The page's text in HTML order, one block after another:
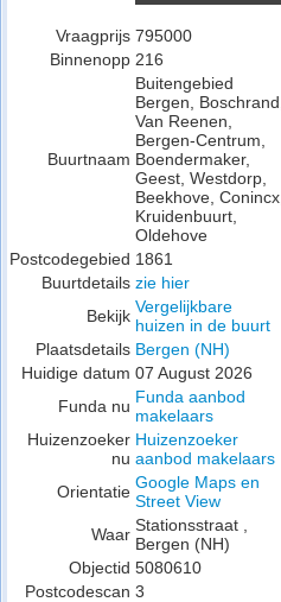
Vraagprijs 795000
Binnenopp 216
Buurtnaam
Buitengebied
Bergen, Boschrand,
Van Reenen,
Bergen-Centrum,
Boendermaker,
Geest, Westdorp,
Beekhove, Conincx,
Kruidenbuurt,
Oldehove
Postcodegebied 1861
Buurtdetails zie hier
Bekijk Vergelijkbare
huizen in de buurt
Plaatsdetails Bergen (NH)
Huidige datum 07 August 2026
Funda nu Funda aanbod
makelaars
Huizenzoeker
nu
Huizenzoeker
aanbod makelaars
Orientatie Google Maps en
Street View
Waar Stationsstraat ,
Bergen (NH)
Objectid 5080610
Postcodescan 3